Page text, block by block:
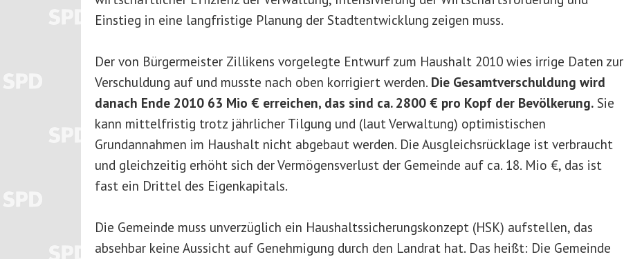
Einstieg in eine langfristige Planung der Stadtentwicklung zeigen muss.
Der von Bürgermeister Zillikens vorgelegte Entwurf zum Haushalt 2010 wies irrige Daten zur
Verschuldung auf und musste nach oben korrigiert werden. Die Gesamtverschuldung wird
danach Ende 2010 63 Mio € erreichen, das sind ca. 2800 € pro Kopf der Bevölkerung. Sie
kann mittelfristig trotz jährlicher Tilgung und (laut Verwaltung) optimistischen
Grundannahmen im Haushalt nicht abgebaut werden. Die Ausgleichsrücklage ist verbraucht
und gleichzeitig erhöht sich der Vermögensverlust der Gemeinde auf ca. 18. Mio €, das ist
fast ein Drittel des Eigenkapitals.
Die Gemeinde muss unverzüglich ein Haushaltssicherungskonzept (HSK) aufstellen, das
absehbar keine Aussicht auf Genehmigung durch den Landrat hat. Das heißt: Die Gemeinde